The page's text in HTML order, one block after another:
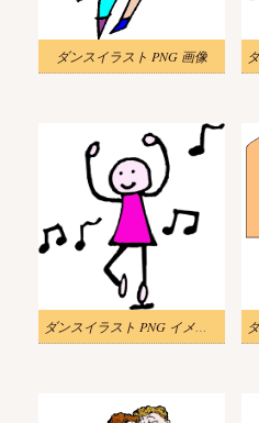
ダンスイラスト PNG 画像
ダンスイラスト PNG イメージ 2